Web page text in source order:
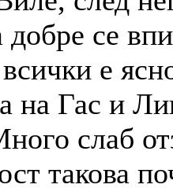
добре се
е
на Гас и
слаб
такова